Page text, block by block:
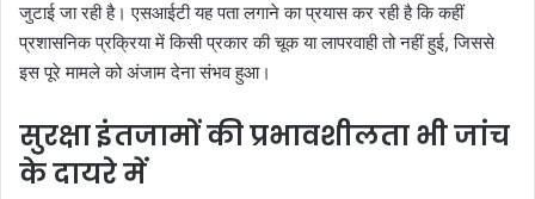
जुटाई जा रही है। एसआईटी यह पता लगाने का प्रयास कर रही है कि कहीं
प्रशासनिक प्रक्रिया में किसी प्रकार की चूक या लापरवाही तो नहीं हुई, जिससे
इस पूरे मामले को अंजाम देना संभव हुआ।
सुरक्षा इंतजामों की प्रभावशीलता भी जांच
के दायरे में